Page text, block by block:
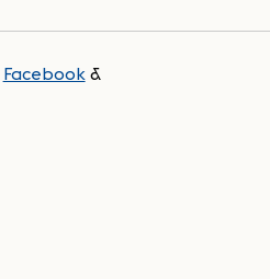
Facebook &